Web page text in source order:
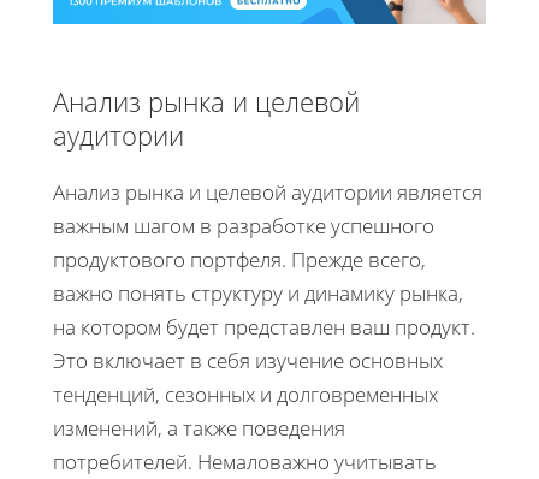
Анализ рынка и целевой
аудитории
Анализ рынка и целевой аудитории является
важным шагом в разработке успешного
продуктового портфеля. Прежде всего,
важно понять структуру и динамику рынка,
на котором будет представлен ваш продукт.
Это включает в себя изучение основных
тенденций, сезонных и долговременных
изменений, а также поведения
потребителей. Немаловажно учитывать